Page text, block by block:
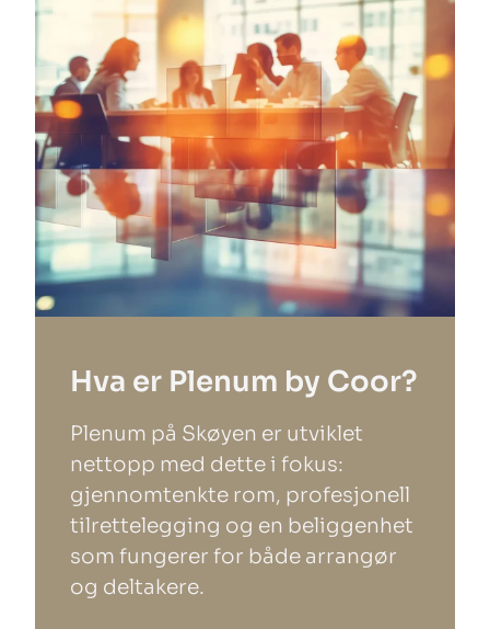
Hva er Plenum by Coor?
Plenum på Skøyen er utviklet
nettopp med dette i fokus:
gjennomtenkte rom, profesjonell
tilrettelegging og en beliggenhet
som fungerer for både arrangør
og deltakere.